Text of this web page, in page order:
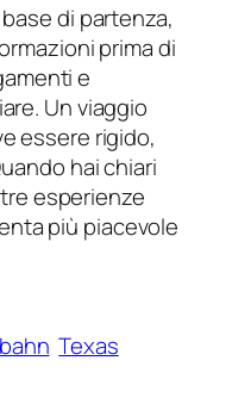
di partenza,
prima di
e
Un viaggio
essere rigido,
hai chiari
esperienze
più piacevole
Texas